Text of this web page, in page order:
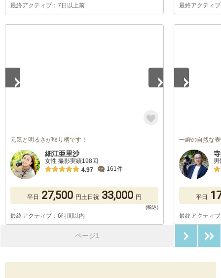
最終アクティブ：7日以上前 最終アクティ
元気と明るさが取り柄です！
細江亜里沙
女性 撮影実績198回
4.97
161件
平日 27,500 円土日祝 33,000 円
最終アクティブ：6時間以内
一瞬の自然な
平日
最終アクティ
ページ1